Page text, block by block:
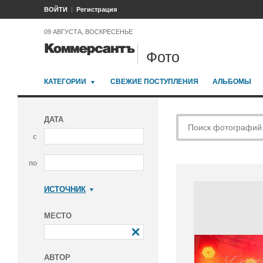
ВОЙТИ Регистрация
09 АВГУСТА, ВОСКРЕСЕНЬЕ
Фото
КАТЕГОРИИ СВЕЖИЕ ПОСТУПЛЕНИЯ АЛЬБОМЫ
ДАТА
с
по
ИСТОЧНИК
МЕСТО
АВТОР